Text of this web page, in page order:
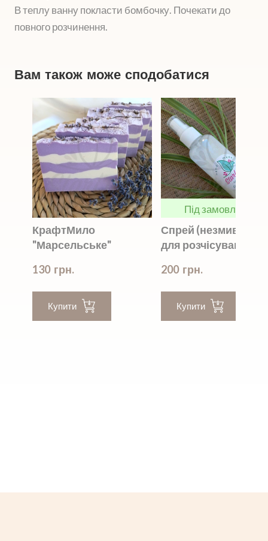
В теплу ванну покласти бомбочку. Почекати до
повного розчинення.
Вам також може сподобатися
КрафтМило
"Марсельське"
130  грн.
Купити
Під замовлення
Спрей (незмивний)
для розчісування
200  грн.
Купити